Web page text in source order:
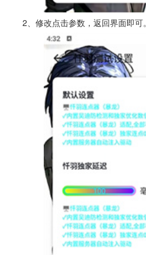
2、修改点击参数，返回界面即可。